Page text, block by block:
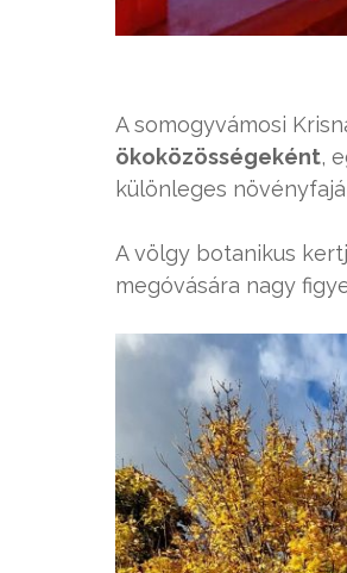
A somogyvámosi
ökoközösségeként,
különleges
A völgy botanikus
megóvására nagy